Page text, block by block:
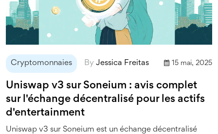
Cryptomonnaies By Jessica Freitas 15 mai, 2025
Uniswap v3 sur Soneium : avis complet
sur l'échange décentralisé pour les actifs
d'entertainment
Uniswap v3 sur Soneium est un échange décentralisé